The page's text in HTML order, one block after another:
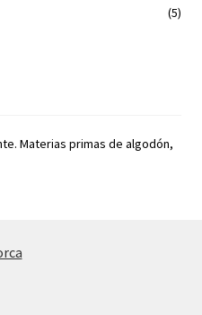
(5)
Materias primas de algodón,